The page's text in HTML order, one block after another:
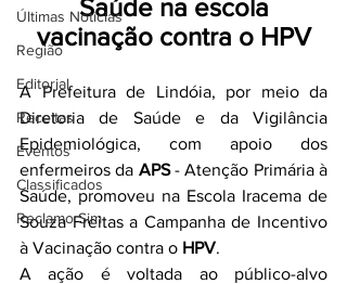
Últimas Notícias
Região
Editorial
Receitas
Eventos
Classificados
Reclamo Sim
Saúde na escola
vacinação contra o HPV
A Prefeitura de Lindóia, por meio da
Diretoria de Saúde e da Vigilância
Epidemiológica, com apoio dos
enfermeiros da APS - Atenção Primária à
Saúde, promoveu na Escola Iracema de
Souza Freitas a Campanha de Incentivo
à Vacinação contra o HPV.
A ação é voltada ao público-alvo